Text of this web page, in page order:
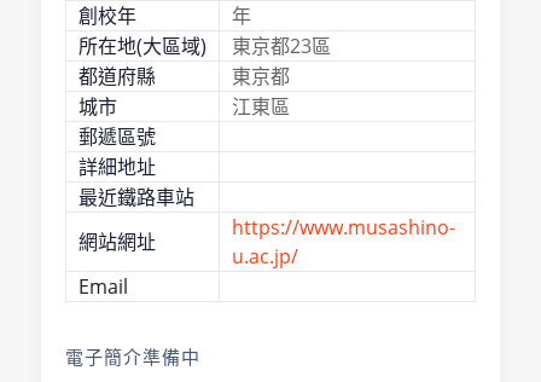
創校年
年
所在地(大區域)
東京都23區
都道府縣
東京都
城市
江東區
郵遞區號
詳細地址
最近鐵路車站
網站網址
https://www.musashino-
u.ac.jp/
Email
電子簡介準備中